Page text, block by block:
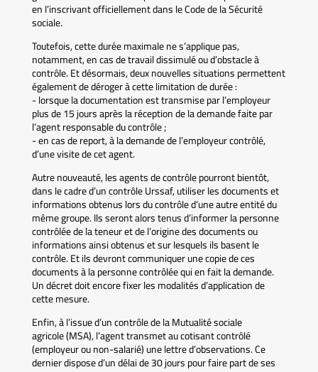
en l’inscrivant officiellement dans le Code de la Sécurité
sociale.
Toutefois, cette durée maximale ne s’applique pas,
notamment, en cas de travail dissimulé ou d’obstacle à
contrôle. Et désormais, deux nouvelles situations permettent
également de déroger à cette limitation de durée :
- lorsque la documentation est transmise par l’employeur
plus de 15 jours après la réception de la demande faite par
l’agent responsable du contrôle ;
- en cas de report, à la demande de l’employeur contrôlé,
d’une visite de cet agent.
Autre nouveauté, les agents de contrôle pourront bientôt,
dans le cadre d’un contrôle Urssaf, utiliser les documents et
informations obtenus lors du contrôle d’une autre entité du
même groupe. Ils seront alors tenus d’informer la personne
contrôlée de la teneur et de l’origine des documents ou
informations ainsi obtenus et sur lesquels ils basent le
contrôle. Et ils devront communiquer une copie de ces
documents à la personne contrôlée qui en fait la demande.
Un décret doit encore fixer les modalités d’application de
cette mesure.
Enfin, à l’issue d’un contrôle de la Mutualité sociale
agricole (MSA), l’agent transmet au cotisant contrôlé
(employeur ou non-salarié) une lettre d’observations. Ce
dernier dispose d’un délai de 30 jours pour faire part de ses